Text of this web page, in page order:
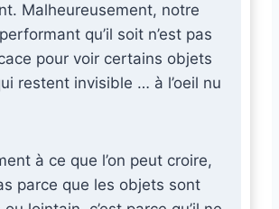
Malheureusement, notre
qu’il soit n’est pas
pour voir certains objets
restent invisible … à l’oeil nu
à ce que l’on peut croire,
parce que les objets sont